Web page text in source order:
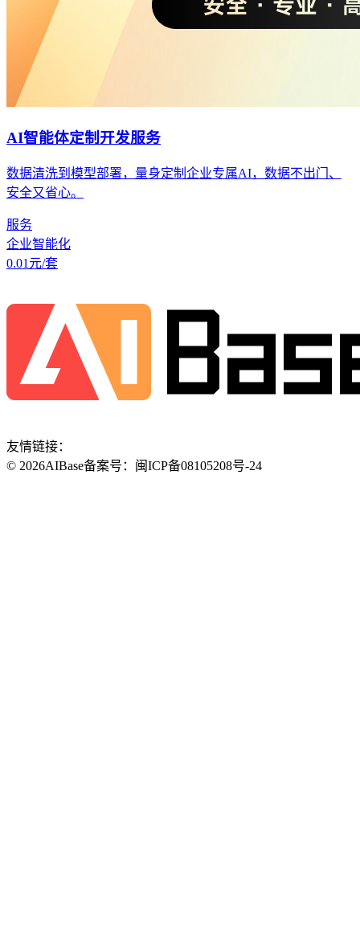
AI智能体定制开发服务
数据清洗到模型部署，量身定制企业专属AI，数据不出门、
安全又省心。
服务
企业智能化
0.01 元/套
友情链接：
© 2026AIBase备案号：闽ICP备08105208号-24